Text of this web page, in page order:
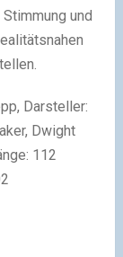
und
Darsteller:
Dwight
112